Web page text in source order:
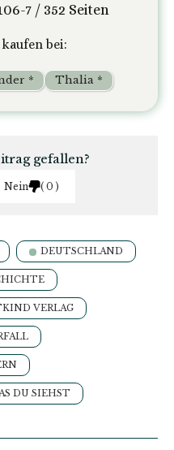
7 / 352 Seiten
bei:
Thalia *
*
gefallen?
Nein 0
DEUTSCHLAND
VERLAG
DU SIEHST